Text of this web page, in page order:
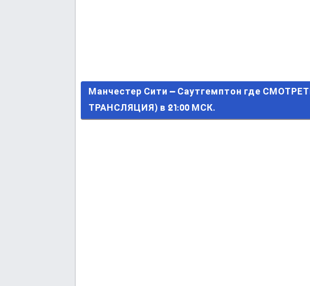
Манчестер Сити – Саутгемптон где СМОТРЕТЬ
Манчестер Сити – Саутгемптон где
ТРАНСЛЯЦИЯ) в 21:00 МСК.